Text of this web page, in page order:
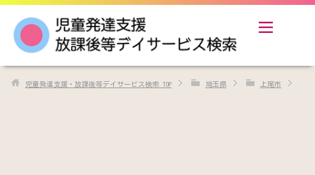
児童発達支援・放課後等デイサービス検索 TOP 埼玉県 上尾市